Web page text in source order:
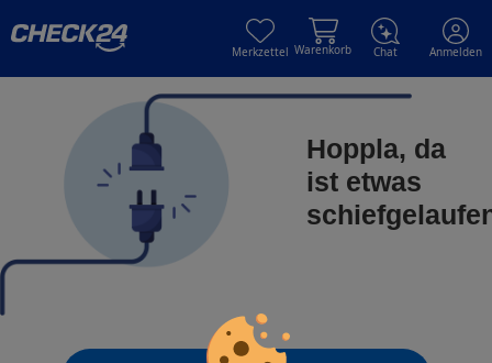
Merkzettel Warenkorb Chat Anmelden
Hoppla, da
ist etwas